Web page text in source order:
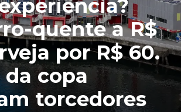
quente a R$
por R$ 60.
da copa
torcedores